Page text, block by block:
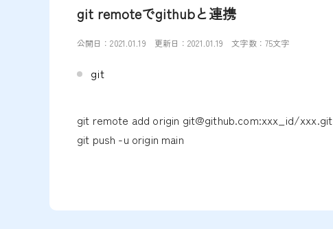
git remoteでgithubと連携
公開日：2021.01.19 更新日：2021.01.19 文字数：75文字
git
git remote add origin git@github.com:xxx_id/xxx.git
git push -u origin main